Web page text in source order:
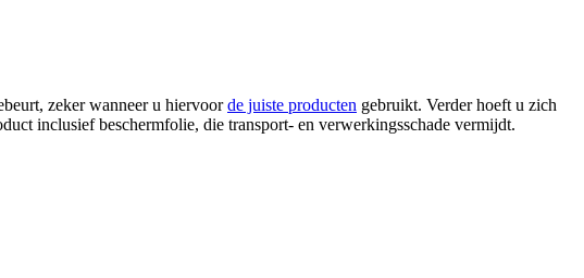
zeker wanneer u hiervoorde juiste producten gebruikt. Verder hoeft u zich
inclusief beschermfolie, die transport- en verwerkingsschade vermijdt.